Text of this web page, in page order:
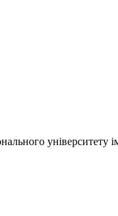
університету